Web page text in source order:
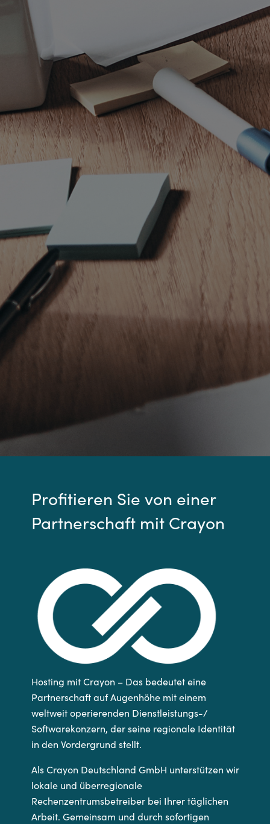
Profitieren Sie von einer
Partnerschaft mit Crayon
Hosting mit Crayon – Das bedeutet eine
Partnerschaft auf Augenhöhe mit einem
weltweit operierenden Dienstleistungs-/
Softwarekonzern, der seine regionale Identität
in den Vordergrund stellt.
Als Crayon Deutschland GmbH unterstützen wir
lokale und überregionale
Rechenzentrumsbetreiber bei Ihrer täglichen
Arbeit. Gemeinsam und durch sofortigen